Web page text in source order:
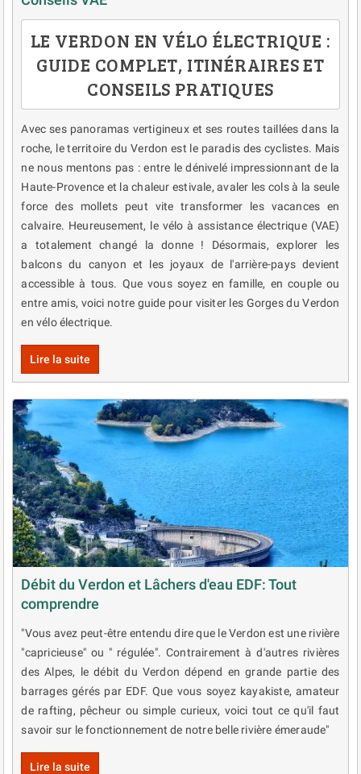
LE VERDON EN VÉLO ÉLECTRIQUE :
GUIDE COMPLET, ITINÉRAIRES ET
CONSEILS PRATIQUES
Avec ses panoramas vertigineux et ses routes taillées dans la
roche, le territoire du Verdon est le paradis des cyclistes. Mais
ne nous mentons pas : entre le dénivelé impressionnant de la
Haute-Provence et la chaleur estivale, avaler les cols à la seule
force des mollets peut vite transformer les vacances en
calvaire. Heureusement, le vélo à assistance électrique (VAE)
a totalement changé la donne ! Désormais, explorer les
balcons du canyon et les joyaux de l'arrière-pays devient
accessible à tous. Que vous soyez en famille, en couple ou
entre amis, voici notre guide pour visiter les Gorges du Verdon
en vélo électrique.
Lire la suite
Débit du Verdon et Lâchers d'eau EDF: Tout
comprendre
"Vous avez peut-être entendu dire que le Verdon est une rivière
"capricieuse" ou " régulée". Contrairement à d'autres rivières
des Alpes, le débit du Verdon dépend en grande partie des
barrages gérés par EDF. Que vous soyez kayakiste, amateur
de rafting, pêcheur ou simple curieux, voici tout ce qu'il faut
savoir sur le fonctionnement de notre belle rivière émeraude"
Lire la suite